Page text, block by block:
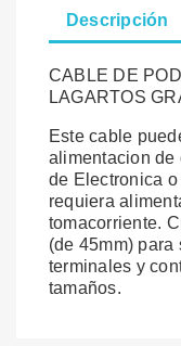
Descripción
CABLE DE
LAGARTOS
Este cable
alimentacion de
de Electronica
requiera
tomacorriente.
(de 45mm) para
terminales y
tamaños.